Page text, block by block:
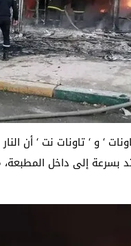
‘ و ‘ تاونات نت ‘ أن
بسرعة إلى داخل